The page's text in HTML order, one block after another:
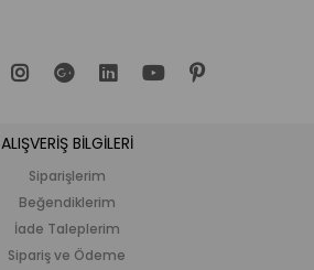
ALIŞVERİŞ BİLGİLERİ
Siparişlerim
Beğendiklerim
İade Taleplerim
Sipariş ve Ödeme